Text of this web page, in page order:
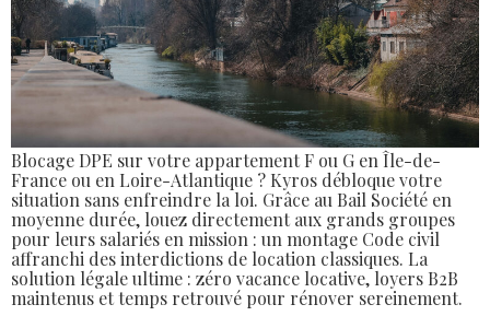
Blocage DPE sur votre appartement F ou G en Île-de-
France ou en Loire-Atlantique ? Kyros débloque votre
situation sans enfreindre la loi. Grâce au Bail Société en
moyenne durée, louez directement aux grands groupes
pour leurs salariés en mission : un montage Code civil
affranchi des interdictions de location classiques. La
solution légale ultime : zéro vacance locative, loyers B2B
maintenus et temps retrouvé pour rénover sereinement.